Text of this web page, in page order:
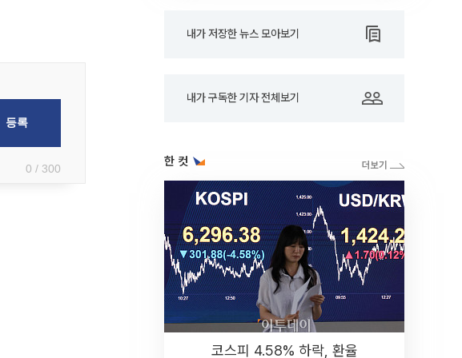
0 / 300
내가 저장한 뉴스 모아보기
내가 구독한 기자 전체보기
한 컷
코스피 4.58% 하락, 환율